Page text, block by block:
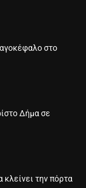
στο
Δήμα σε
την πόρτα